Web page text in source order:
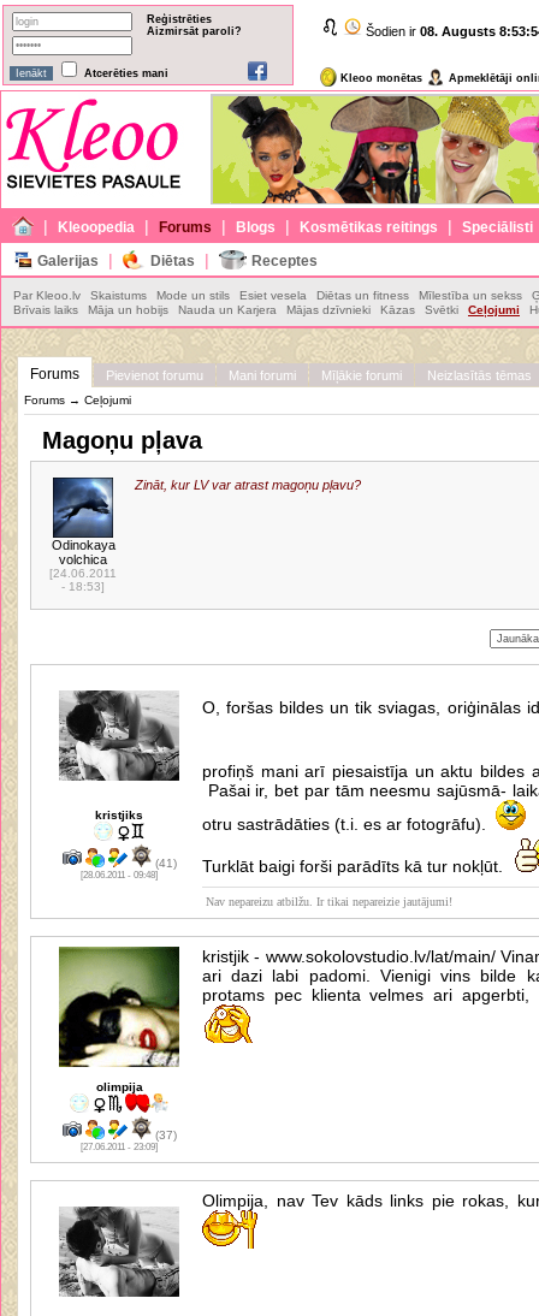
Reģistrēties
Aizmirsāt paroli?
Atcerēties mani
Šodien ir 08. Augusts
Kleoo monētas Apmeklētāji
| Kleoopedia | Forums | Blogs | Kosmētikas reitings | Speciālisti
Galerijas | Diētas | Receptes
Par Kleoo.lv Skaistums Mode un stils Esiet vesela Diētas un fitness Mīlestība un sekss
Brīvais laiks
Māja un hobijs Nauda un Karjera Mājas dzīvnieki Kāzas Svētki Ceļojumi
Forums Pievienot forumu Mani forumi Mīļākie forumi Neizlasītās tēmas
Forums → Ceļojumi
Magoņu pļava
Odinokaya
volchica
[24.06.2011
- 18:53]
Zināt, kur LV var atrast magoņu pļavu?
kristjiks
(41)
[28.06.2011 - 09:48]
O, foršas bildes un tik sviagas, oriģinālas
profiņš mani arī piesaistīja un aktu bildes
Pašai ir, bet par tām neesmu sajūsmā-
otru sastrādāties (t.i. es ar fotogrāfu).
Turklāt baigi forši parādīts kā tur nokļūt.
Nav nepareizu atbilžu. Ir tikai nepareizie jautājumi!
olimpija
(37)
[27.06.2011 - 23:09]
kristjik - www.sokolovstudio.lv/lat/main/
ari dazi labi padomi. Vienigi vins bilde
protams pec klienta velmes ari
Olimpija, nav Tev kāds links pie rokas,